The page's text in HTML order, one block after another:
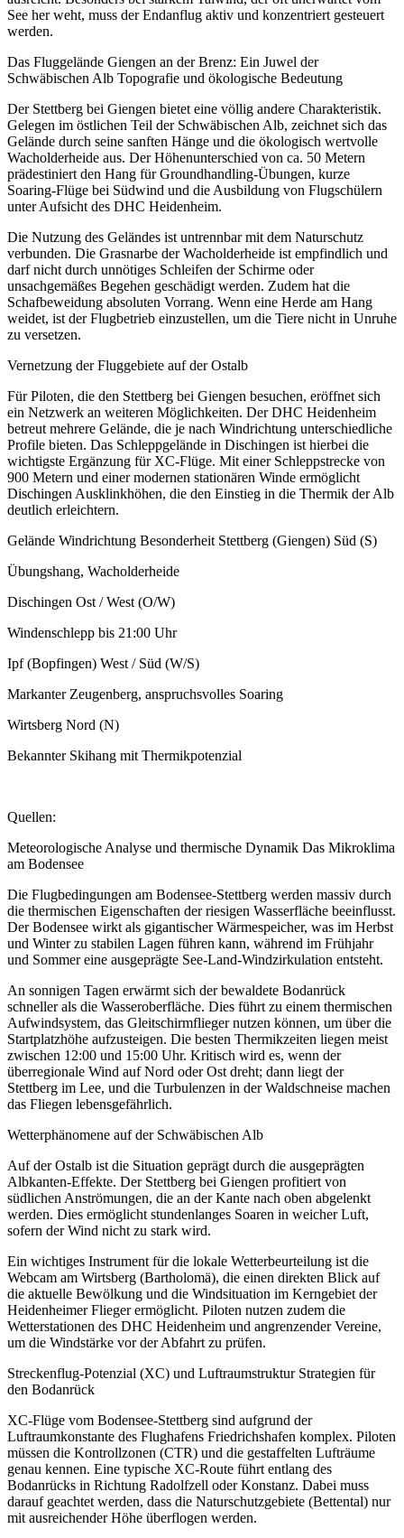
See her weht, muss der Endanflug aktiv und konzentriert gesteuert
werden.
Das Fluggelände Giengen an der Brenz: Ein Juwel der
Schwäbischen Alb Topografie und ökologische Bedeutung
Der Stettberg bei Giengen bietet eine völlig andere Charakteristik.
Gelegen im östlichen Teil der Schwäbischen Alb, zeichnet sich das
Gelände durch seine sanften Hänge und die ökologisch wertvolle
Wacholderheide aus. Der Höhenunterschied von ca. 50 Metern
prädestiniert den Hang für Groundhandling-Übungen, kurze
Soaring-Flüge bei Südwind und die Ausbildung von Flugschülern
unter Aufsicht des DHC Heidenheim.
Die Nutzung des Geländes ist untrennbar mit dem Naturschutz
verbunden. Die Grasnarbe der Wacholderheide ist empfindlich und
darf nicht durch unnötiges Schleifen der Schirme oder
unsachgemäßes Begehen geschädigt werden. Zudem hat die
Schafbeweidung absoluten Vorrang. Wenn eine Herde am Hang
weidet, ist der Flugbetrieb einzustellen, um die Tiere nicht in Unruhe
zu versetzen.
Vernetzung der Fluggebiete auf der Ostalb
Für Piloten, die den Stettberg bei Giengen besuchen, eröffnet sich
ein Netzwerk an weiteren Möglichkeiten. Der DHC Heidenheim
betreut mehrere Gelände, die je nach Windrichtung unterschiedliche
Profile bieten. Das Schleppgelände in Dischingen ist hierbei die
wichtigste Ergänzung für XC-Flüge. Mit einer Schleppstrecke von
900 Metern und einer modernen stationären Winde ermöglicht
Dischingen Ausklinkhöhen, die den Einstieg in die Thermik der Alb
deutlich erleichtern.
Gelände Windrichtung Besonderheit Stettberg (Giengen) Süd (S)
Übungshang, Wacholderheide
Dischingen Ost / West (O/W)
Windenschlepp bis 21:00 Uhr
Ipf (Bopfingen) West / Süd (W/S)
Markanter Zeugenberg, anspruchsvolles Soaring
Wirtsberg Nord (N)
Bekannter Skihang mit Thermikpotenzial
Quellen:
Meteorologische Analyse und thermische Dynamik Das Mikroklima
am Bodensee
Die Flugbedingungen am Bodensee-Stettberg werden massiv durch
die thermischen Eigenschaften der riesigen Wasserfläche beeinflusst.
Der Bodensee wirkt als gigantischer Wärmespeicher, was im Herbst
und Winter zu stabilen Lagen führen kann, während im Frühjahr
und Sommer eine ausgeprägte See-Land-Windzirkulation entsteht.
An sonnigen Tagen erwärmt sich der bewaldete Bodanrück
schneller als die Wasseroberfläche. Dies führt zu einem thermischen
Aufwindsystem, das Gleitschirmflieger nutzen können, um über die
Startplatzhöhe aufzusteigen. Die besten Thermikzeiten liegen meist
zwischen 12:00 und 15:00 Uhr. Kritisch wird es, wenn der
überregionale Wind auf Nord oder Ost dreht; dann liegt der
Stettberg im Lee, und die Turbulenzen in der Waldschneise machen
das Fliegen lebensgefährlich.
Wetterphänomene auf der Schwäbischen Alb
Auf der Ostalb ist die Situation geprägt durch die ausgeprägten
Albkanten-Effekte. Der Stettberg bei Giengen profitiert von
südlichen Anströmungen, die an der Kante nach oben abgelenkt
werden. Dies ermöglicht stundenlanges Soaren in weicher Luft,
sofern der Wind nicht zu stark wird.
Ein wichtiges Instrument für die lokale Wetterbeurteilung ist die
Webcam am Wirtsberg (Bartholomä), die einen direkten Blick auf
die aktuelle Bewölkung und die Windsituation im Kerngebiet der
Heidenheimer Flieger ermöglicht. Piloten nutzen zudem die
Wetterstationen des DHC Heidenheim und angrenzender Vereine,
um die Windstärke vor der Abfahrt zu prüfen.
Streckenflug-Potenzial (XC) und Luftraumstruktur Strategien für
den Bodanrück
XC-Flüge vom Bodensee-Stettberg sind aufgrund der
Luftraumkonstante des Flughafens Friedrichshafen komplex. Piloten
müssen die Kontrollzonen (CTR) und die gestaffelten Lufträume
genau kennen. Eine typische XC-Route führt entlang des
Bodanrücks in Richtung Radolfzell oder Konstanz. Dabei muss
darauf geachtet werden, dass die Naturschutzgebiete (Bettental) nur
mit ausreichender Höhe überflogen werden.